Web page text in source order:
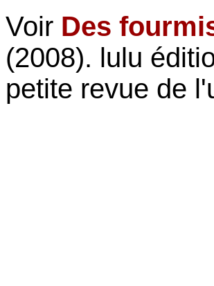
Voir Des
(2008). lulu
petite revue de